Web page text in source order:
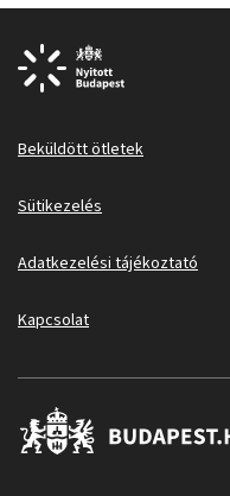
Beküldött ötletek
Sütikezelés
Adatkezelési tájékoztató
Kapcsolat